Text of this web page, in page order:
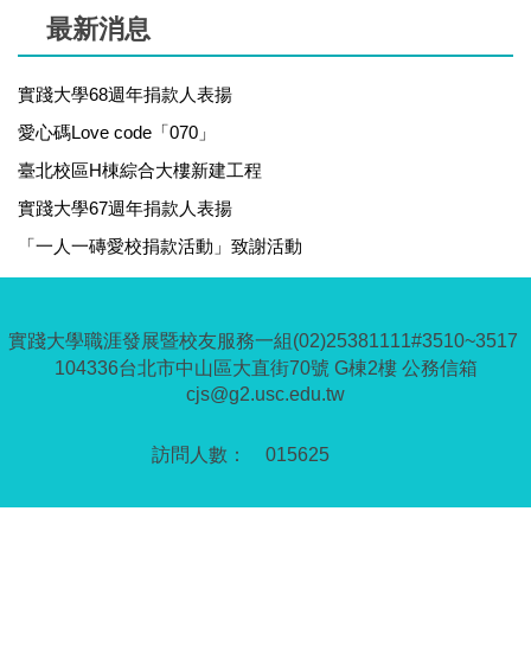
最新消息
實踐大學68週年捐款人表揚
愛心碼Love code「070」
臺北校區H棟綜合大樓新建工程
實踐大學67週年捐款人表揚
「一人一磚愛校捐款活動」致謝活動
015625
實踐大學職涯發展暨校友服務一組(02)25381111#3510~3517
104336台北市中山區大直街70號 G棟2樓 公務信箱
cjs@g2.usc.edu.tw